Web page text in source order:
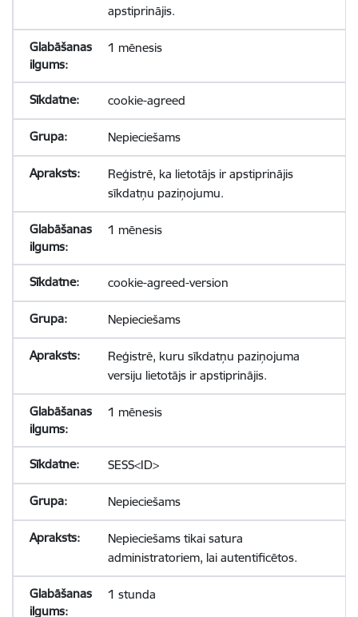
apstiprinājis.
1 mēnesis
cookie-agreed
Nepieciešams
Reģistrē, ka lietotājs ir apstiprinājis
sīkdatņu paziņojumu.
1 mēnesis
cookie-agreed-version
Nepieciešams
Reģistrē, kuru sīkdatņu paziņojuma
versiju lietotājs ir apstiprinājis.
1 mēnesis
SESS<ID>
Nepieciešams
Nepieciešams tikai satura
administratoriem, lai autentificētos.
1 stunda